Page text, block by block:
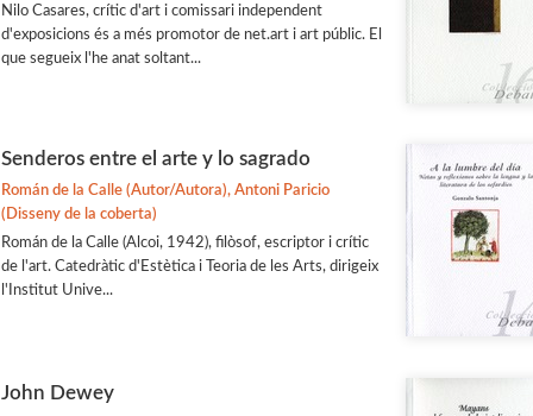
Nilo Casares, crític d'art i comissari independent
d'exposicions és a més promotor de net.art i art públic. El
que segueix l'he anat soltant...
Senderos entre el arte y lo sagrado
Román de la Calle (Autor/Autora), Antoni Paricio
(Disseny de la coberta)
Román de la Calle (Alcoi, 1942), filòsof, escriptor i crític
de l'art. Catedràtic d'Estètica i Teoria de les Arts, dirigeix
l'Institut Unive...
John Dewey